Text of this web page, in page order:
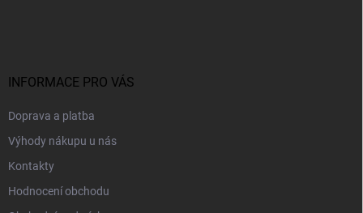
INFORMACE PRO VÁS
Doprava a platba
Výhody nákupu u nás
Kontakty
Hodnocení obchodu